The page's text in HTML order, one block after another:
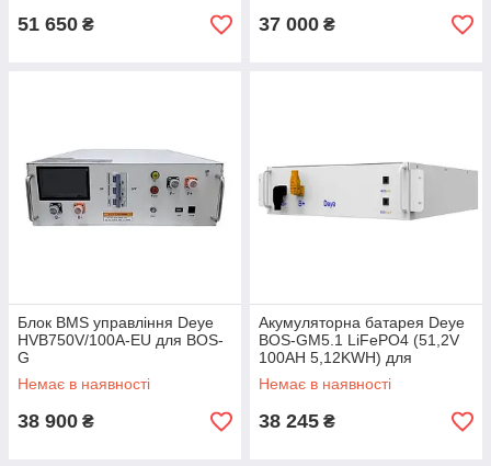
51 650 ₴ 37 000 ₴
Блок BMS управління Deye
HVB750V/100A-EU для BOS-
G
Немає в наявності
38 900 ₴
Акумуляторна батарея Deye
BOS-GM5.1 LiFePO4 (51,2V
100AH 5,12KWH) для
високовольтних інверторів
Немає в наявності
38 245 ₴